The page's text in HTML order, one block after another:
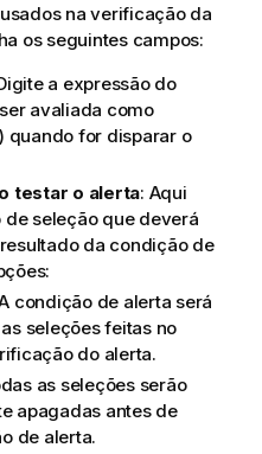
na verificação da
os seguintes campos:
a expressão do
avaliada como
quando for disparar o
testar o alerta: Aqui
seleção que deverá
da condição de
condição de alerta será
seleções feitas no
do alerta.
as seleções serão
apagadas antes de
de alerta.